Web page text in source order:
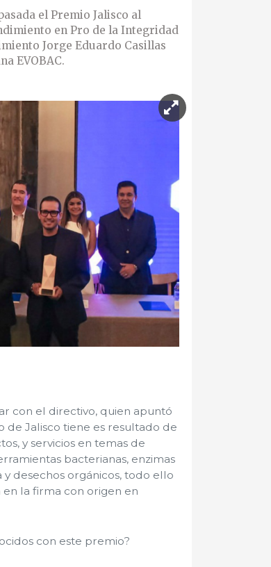
el Premio Jalisco al
en Pro de la Integridad
Jorge Eduardo Casillas
EVOBAC.
con el directivo, quien apuntó
Jalisco tiene es resultado de
y servicios en temas de
bacterianas, enzimas
desechos orgánicos, todo ello
la firma con origen en
con este premio?